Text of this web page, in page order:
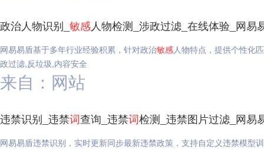
政治人物识别_ 敏感人物检测_涉政过滤_在线体验_网易
网易易盾基于多年行业经验积累，针对政治敏感人物特点，提供个性化
政过滤,反垃圾,内容安全
来自：网站
违禁识别_违禁词查询_违禁词检测_违禁图片过滤_网易
网易易盾违禁识别，实时更新同步最新违禁政策，支持自定义违禁模型